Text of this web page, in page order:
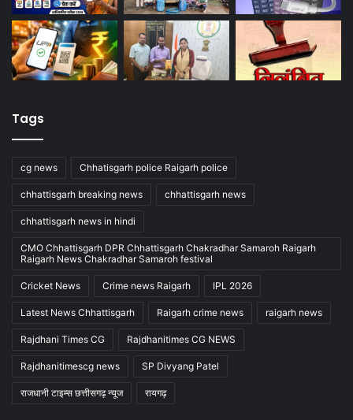
Tags
cg news Chhatisgarh police Raigarh police
chhattisgarh breaking news chhattisgarh news
chhattisgarh news in hindi
CMO Chhattisgarh DPR Chhattisgarh Chakradhar Samaroh Raigarh
Raigarh News Chakradhar Samaroh festival
Cricket News Crime news Raigarh IPL 2026
Latest News Chhattisgarh Raigarh crime news raigarh news
Rajdhani Times CG Rajdhanitimes CG NEWS
Rajdhanitimescg news SP Divyang Patel
राजधानी टाइम्स छत्तीसगढ़ न्यूज रायगढ़